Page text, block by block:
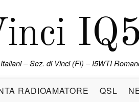
– Sez. di Vinci (FI) – I5WTI
RADIOAMATORE QSL